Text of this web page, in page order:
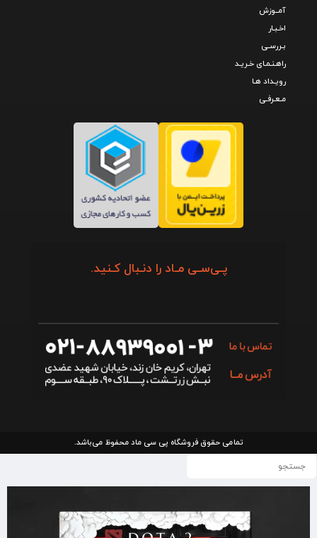
آمــوزش
اخـبـار
بـررسـی
راهـنـمـای خـریـد
رویـداد هـا
مـعـرفـی
پـی‌سـی مـاد را دنـبال کـنید.
تمامی حقوق فروشگاه پی سی ماد محفوظ می‌باشد.